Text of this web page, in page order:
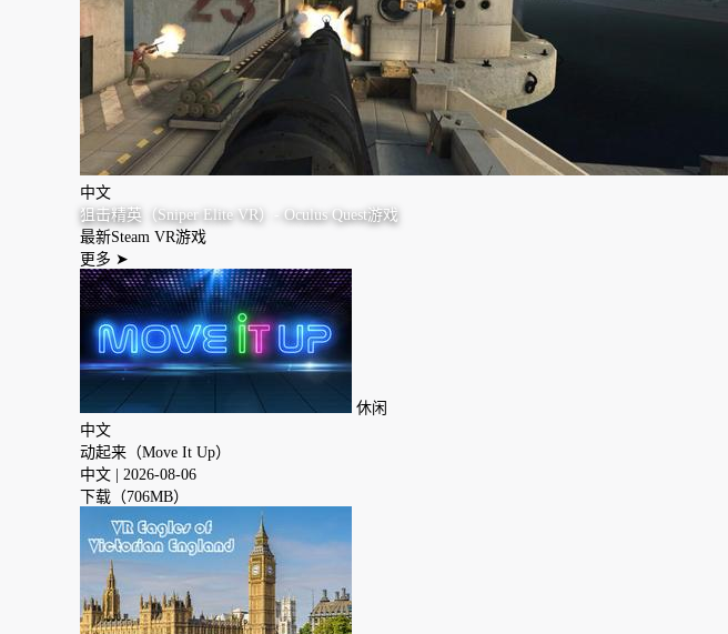
中文
狙击精英（Sniper Elite VR）- Oculus Quest游戏
最新Steam VR游戏
更多 ➤
休闲
中文
动起来（Move It Up）
中文
| 2026-08-06
下载（706MB）